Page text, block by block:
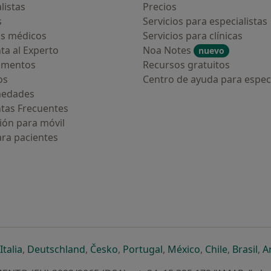
médicos
al Experto
Frecuentes
para móvil
pacientes
Precios
Servicios para especialistas
Servicios para clínicas
Noa Notes
nuevo
Recursos gratuitos
Centro de ayuda para
pestaña
una nueva pestaña
abre en una nueva pestaña
Italiase abre en una nueva pestaña
, Deutschlandse abre en una nueva pestaña
, Českose abre en una nueva pestaña
, Portugalse abre en una nueva
, Méxicose abre en una
, Chilese abre
, Brasilse
,